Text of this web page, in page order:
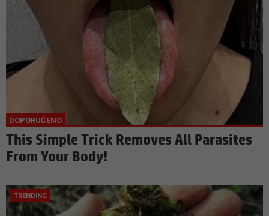
This Simple Trick Removes All Parasites
From Your Body!